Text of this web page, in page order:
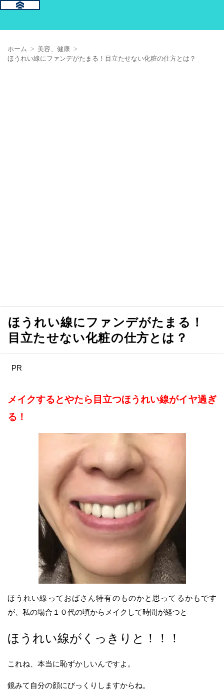
ホーム
美容、健康
ほうれい線にファンデがたまる！目立たせない化粧の仕方とは？
ほうれい線にファンデがたまる！
目立たせない化粧の仕方とは？
PR
メイクするとやたら目立つほうれい線がイヤ過ぎ
る！
ほうれい線っておばさん特有のものかと思ってるかもです
が、私の場合１０代の頃からメイクして時間が経つと
ほうれい線がくっきりと！！！
これね、本当に恥ずかしいんですよ。
鏡みて自分の顔にびっくりしますからね。